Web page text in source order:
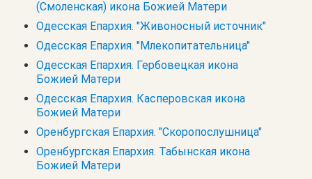
(Смоленская) икона Божией Матери
Одесская Епархия. "Живоносный источник"
Одесская Епархия. "Млекопитательница"
Одесская Епархия. Гербовецкая икона
Божией Матери
Одесская Епархия. Касперовская икона
Божией Матери
Оренбургская Епархия. "Скоропослушница"
Оренбургская Епархия. Табынская икона
Божией Матери